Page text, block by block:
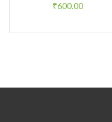
₹600.00